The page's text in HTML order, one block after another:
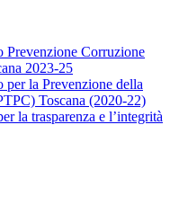
Prevenzione Corruzione
2023-25
per la Prevenzione della
Toscana (2020-22)
la trasparenza e l’integrità